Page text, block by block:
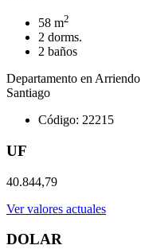
58 m2
2 dorms.
2 baños
Departamento en Arriendo
Santiago
Código: 22215
UF
40.844,79
Ver valores actuales
DOLAR